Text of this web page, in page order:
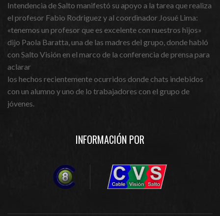
Intendencia de Salto manifestó su apoyo a la tarea que realiza
el profesor Fabio Rodriguez y al coordinador Josué Lima:
«tenemos un profesor que es excelente con nuestros hijos»
dijo Paola Baratta, una de las madres del grupo, donde habló
con Salto Visión en el marco de la conferencia de prensa para
aclarar
los hechos recientemente ocurridos donde chats indebidos
con un alumno y uno de lo trabajadores con el grupo de
jóvenes.
INFORMACIÓN POR